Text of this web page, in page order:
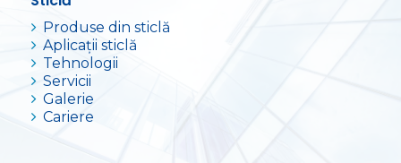
Produse din sticlă
Aplicații sticlă
Tehnologii
Servicii
Galerie
Cariere